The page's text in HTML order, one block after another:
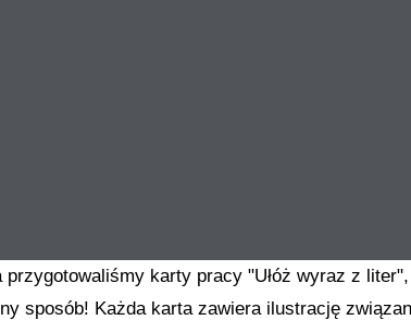
przygotowaliśmy karty pracy "Ułóż wyraz z
sposób! Każda karta zawiera ilustrację